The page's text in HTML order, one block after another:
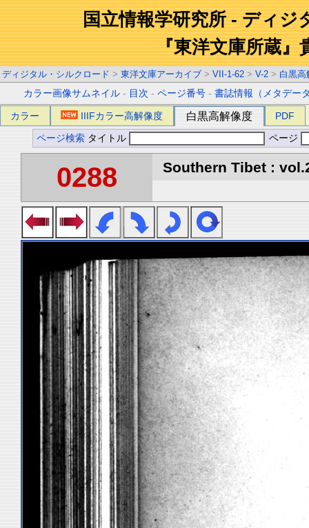
国立情報学研究所 - ディジ
『東洋文庫所蔵』
ディジタル・シルクロード > 東洋文庫アーカイブ > VII-1-62 > V-2 > 白黒高
カラー画像サムネイル - 目次 -ページ番号 -書誌情報（メタデー
カラー IIIFカラー高解像度 白黒高解像度 PDF
ページ検索 タイトル ページ
0288 Southern Tibet :